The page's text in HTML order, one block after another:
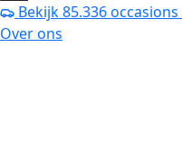
Bekijk85.336occasions
Over ons